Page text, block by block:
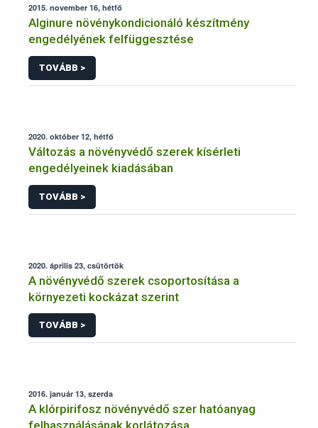
2015. november 16, hétfő
Alginure növénykondicionáló készítmény
engedélyének felfüggesztése
TOVÁBB >
2020. október 12, hétfő
Változás a növényvédő szerek kísérleti
engedélyeinek kiadásában
TOVÁBB >
2020. április 23, csütörtök
A növényvédő szerek csoportosítása a
környezeti kockázat szerint
TOVÁBB >
2016. január 13, szerda
A klórpirifosz növényvédő szer hatóanyag